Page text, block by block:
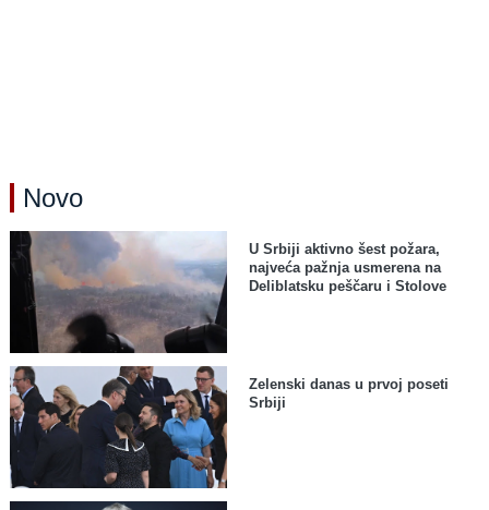
Novo
U Srbiji aktivno šest požara,
najveća pažnja usmerena na
Deliblatsku peščaru i Stolove
Zelenski danas u prvoj poseti
Srbiji